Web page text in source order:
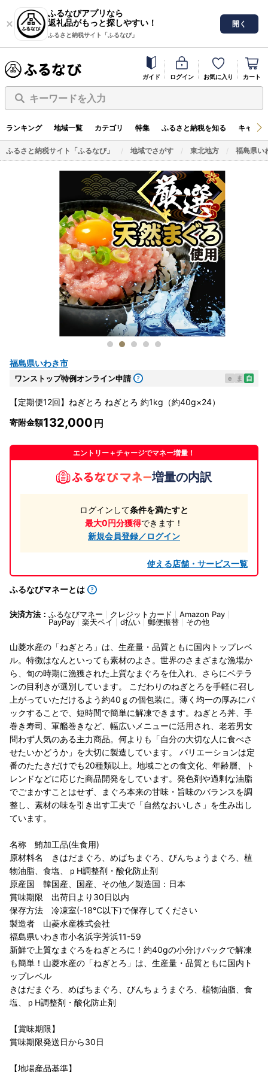
ふるなびアプリなら
返礼品がもっと探しやすい！
ふるさと納税サイト「ふるなび」
開く
ガイド ログイン お気に入り カート
キーワードを入力
ランキング 地域一覧 カテゴリ 特集 ふるさと納税を知る キャン
ふるさと納税サイト「ふるなび」 地域でさがす 東北地方 福島県い
福島県いわき市
ワンストップ特例オンライン申請 e ま 自
【定期便12回】ねぎとろ ねぎとろ 約1kg（約40g×24）
寄附金額132,000
エントリー＋チャージでマネー増量！
増量の内訳
ログインして条件を満たすと
最大0円分獲得できます！
新規会員登録／ログイン
使える店舗・サービス一覧
ふるなびマネーとは
決済方法： ふるなびマネー クレジットカード
Amazon Pay
PayPay
楽天ペイ d払い 郵便振替 その他
山菱水産の「ねぎとろ」は、生産量・品質ともに国内トップレベ
ル。特徴はなんといっても素材のよさ。世界のさまざまな漁場か
ら、旬の時期に漁獲された上質なまぐろを仕入れ、さらにベテラ
ンの目利きが選別しています。 こだわりのねぎとろを手軽に召し
上がっていただけるよう約40ｇの個包装に。薄く均一の厚みにパ
ックすることで、短時間で簡単に解凍できます。ねぎとろ丼、手
巻き寿司、軍艦巻きなど、幅広いメニューに活用され、老若男女
問わず人気のある主力商品。何よりも「自分の大切な人に食べさ
せたいかどうか」を大切に製造しています。 バリエーションは定
番のたたきだけでも20種類以上。地域ごとの食文化、年齢層、ト
レンドなどに応じた商品開発をしています。発色剤や過剰な油脂
でごまかすことはせず、まぐろ本来の甘味・旨味のバランスを調
整し、素材の味を引き出す工夫で「自然なおいしさ」を生み出し
ています。
名称 鮪加工品(生食用)
原材料名 きはだまぐろ、めばちまぐろ、びんちょうまぐろ、植
物油脂、食塩、ｐH調整剤・酸化防止剤
原産国 韓国産、国産、その他／製造国：日本
賞味期限 出荷日より30日以内
保存方法 冷凍室(-18℃以下)で保存してください
製造者 山菱水産株式会社
福島県いわき市小名浜字芳浜11-59
新鮮で上質なまぐろをねぎとろに！約40gの小分けパックで解凍
も簡単！山菱水産の「ねぎとろ」は、生産量・品質ともに国内ト
ップレベル
きはだまぐろ、めばちまぐろ、びんちょうまぐろ、植物油脂、食
塩、ｐH調整剤・酸化防止剤
【賞味期限】
賞味期限発送日から30日
【地場産品基準】